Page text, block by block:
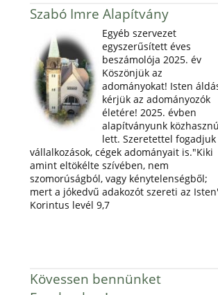
Szabó Imre Alapítvány
Egyéb szervezet
egyszerűsített éves
beszámolója 2025. év
Köszönjük az
adományokat! Isten
kérjük az adományozók
életére! 2025. évben
alapítványunk közhasznú
lett. Szeretettel fogadjuk
vállalkozások, cégek adományait is."Kiki
amint eltökélte szívében, nem
szomorúságból, vagy kénytelenségből;
mert a jókedvű adakozót szereti az
Korintus levél 9,7
Kövessen bennünket